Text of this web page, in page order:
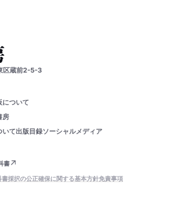
区蔵前2-5-3
ついて
房
いて出版目録ソーシャルメディア
書
書採択の公正確保に関する基本方針免責事項